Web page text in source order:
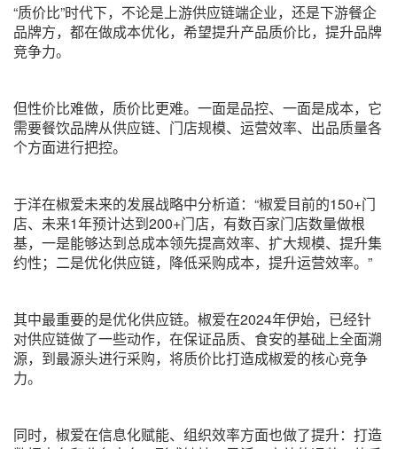
“质价比”时代下，不论是上游供应链端企业，还是下游餐企
品牌方，都在做成本优化，希望提升产品质价比，提升品牌
竞争力。
但性价比难做，质价比更难。一面是品控、一面是成本，它
需要餐饮品牌从供应链、门店规模、运营效率、出品质量各
个方面进行把控。
于洋在椒爱未来的发展战略中分析道：“椒爱目前的150+门
店、未来1年预计达到200+门店，有数百家门店数量做根
基，一是能够达到总成本领先提高效率、扩大规模、提升集
约性；二是优化供应链，降低采购成本，提升运营效率。”
其中最重要的是优化供应链。椒爱在2024年伊始，已经针
对供应链做了一些动作，在保证品质、食安的基础上全面溯
源，到最源头进行采购，将质价比打造成椒爱的核心竞争
力。
同时，椒爱在信息化赋能、组织效率方面也做了提升：打造